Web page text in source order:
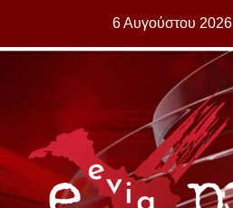
6 Αυγούστου 2026